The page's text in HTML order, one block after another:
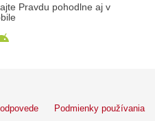
Pravdu pohodlne aj v
Podmienky používania